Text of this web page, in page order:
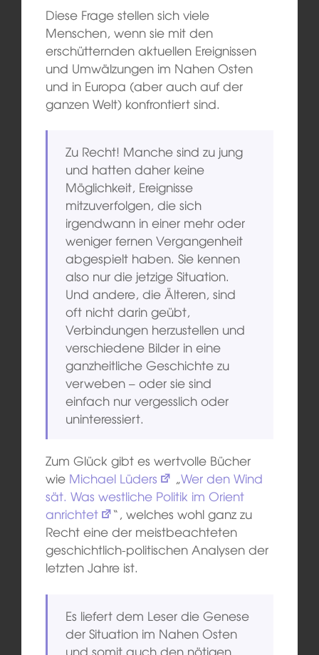
Diese Frage stellen sich viele
Menschen, wenn sie mit den
erschütternden aktuellen Ereignissen
und Umwälzungen im Nahen Osten
und in Europa (aber auch auf der
ganzen Welt) konfrontiert sind.
Zu Recht! Manche sind zu jung
und hatten daher keine
Möglichkeit, Ereignisse
mitzuverfolgen, die sich
irgendwann in einer mehr oder
weniger fernen Vergangenheit
abgespielt haben. Sie kennen
also nur die jetzige Situation.
Und andere, die Älteren, sind
oft nicht darin geübt,
Verbindungen herzustellen und
verschiedene Bilder in eine
ganzheitliche Geschichte zu
verweben – oder sie sind
einfach nur vergesslich oder
uninteressiert.
Zum Glück gibt es wertvolle Bücher
wie Michael Lüders „Wer den Wind
sät. Was westliche Politik im Orient
anrichtet
“, welches wohl ganz zu
Recht eine der meistbeachteten
geschichtlich-politischen Analysen der
letzten Jahre ist.
Es liefert dem Leser die Genese
der Situation im Nahen Osten
und somit auch den nötigen